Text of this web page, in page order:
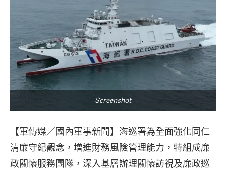
Screenshot
【軍傳媒／國內軍事新聞】海巡署為全面強化同仁
清廉守紀觀念，增進財務風險管理能力，特組成廉
政關懷服務團隊，深入基層辦理關懷訪視及廉政巡